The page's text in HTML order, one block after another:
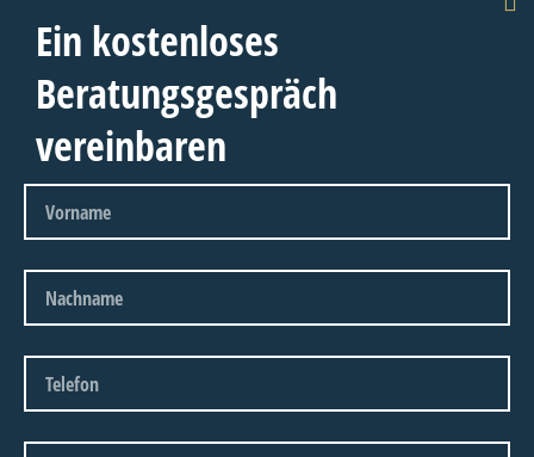
Ein kostenloses
Beratungsgespräch
vereinbaren